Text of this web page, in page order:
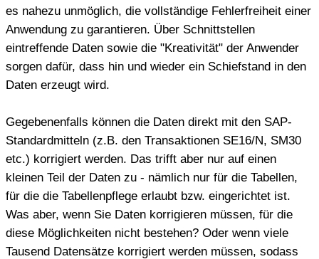
es nahezu unmöglich, die vollständige Fehlerfreiheit einer
Anwendung zu garantieren. Über Schnittstellen
eintreffende Daten sowie die "Kreativität" der Anwender
sorgen dafür, dass hin und wieder ein Schiefstand in den
Daten erzeugt wird.
Gegebenenfalls können die Daten direkt mit den SAP-
Standardmitteln (z.B. den Transaktionen SE16/N, SM30
etc.) korrigiert werden. Das trifft aber nur auf einen
kleinen Teil der Daten zu - nämlich nur für die Tabellen,
für die die Tabellenpflege erlaubt bzw. eingerichtet ist.
Was aber, wenn Sie Daten korrigieren müssen, für die
diese Möglichkeiten nicht bestehen? Oder wenn viele
Tausend Datensätze korrigiert werden müssen, sodass